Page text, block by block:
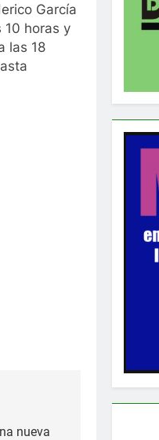
García
10 horas y
las 18
nueva